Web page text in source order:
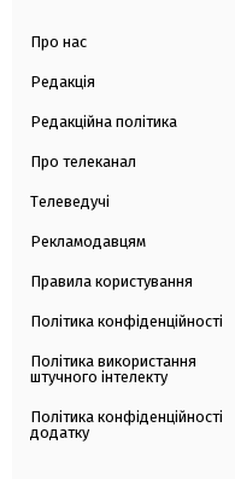
Про нас
Редакція
Редакційна політика
Про телеканал
Телеведучі
Рекламодавцям
Правила користування
Політика конфіденційності
Політика використання
штучного інтелекту
Політика конфіденційності
додатку